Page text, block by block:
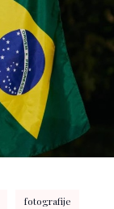
fotografije